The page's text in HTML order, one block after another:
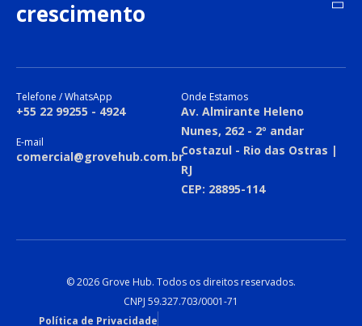
crescimento
Telefone / WhatsApp
+55 22 99255 - 4924
E-mail
comercial@grovehub.com.br
Onde Estamos
Av. Almirante Heleno
Nunes, 262 - 2º andar
Costazul - Rio das Ostras |
RJ
CEP: 28895-114
© 2026 Grove Hub. Todos os direitos reservados.
CNPJ 59.327.703/0001-71
Política de Privacidade